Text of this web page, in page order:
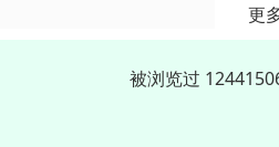
更
被浏览过